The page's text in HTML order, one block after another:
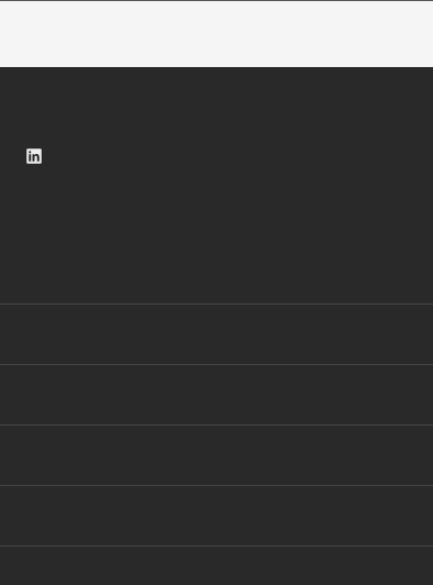
auf Instagram
auf TikTok
Sparkasse auf LinkedIn